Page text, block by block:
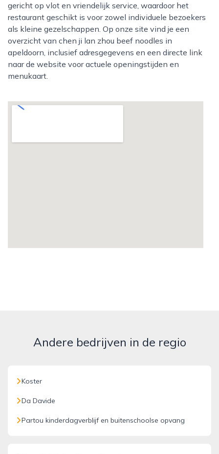
gericht op vlot en vriendelijk service, waardoor het
restaurant geschikt is voor zowel individuele bezoekers
als kleine gezelschappen. Op onze site vind je een
overzicht van chen ji lan zhou beef noodles in
apeldoorn, inclusief adresgegevens en een directe link
naar de website voor actuele openingstijden en
menukaart.
Andere bedrijven in de regio
Koster
Da Davide
Partou kinderdagverblijf en buitenschoolse opvang